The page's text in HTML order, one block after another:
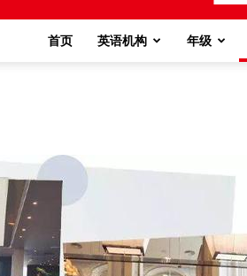
首页 英语机构 年级